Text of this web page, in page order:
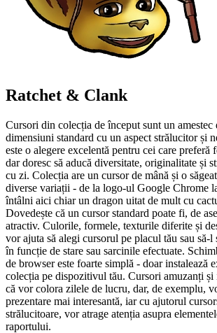
Ratchet & Clank
Cursori din colecția de început sunt un amestec
dimensiuni standard cu un aspect strălucitor și
este o alegere excelentă pentru cei care preferă
dar doresc să aducă diversitate, originalitate și
cu zi. Colecția are un cursor de mână și o
diverse variații - de la logo-ul Google Chrome
întâlni aici chiar un dragon uitat de mult cu
Dovedește că un cursor standard poate fi, de
atractiv. Culorile, formele, texturile diferite și
vor ajuta să alegi cursorul pe placul tău sau să-
în funcție de stare sau sarcinile efectuate.
de browser este foarte simplă - doar instalează
colecția pe dispozitivul tău. Cursori amuzanți și
că vor colora zilele de lucru, dar, de exemplu,
prezentare mai interesantă, iar cu ajutorul
strălucitoare, vor atrage atenția asupra
raportului.